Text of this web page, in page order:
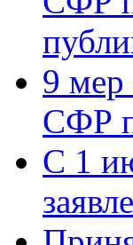
9 мер
СФР
С 1